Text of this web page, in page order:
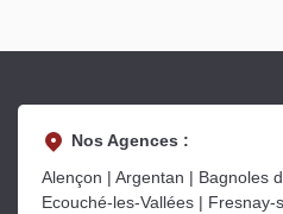
Nos Agences :
Alençon | Argentan | Bagnoles
Ecouché-les-Vallées |